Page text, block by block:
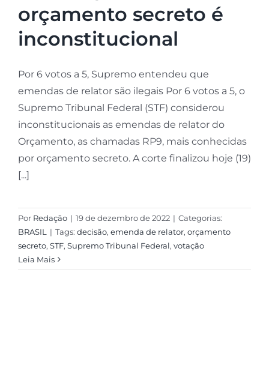
orçamento secreto é
inconstitucional
Por 6 votos a 5, Supremo entendeu que
emendas de relator são ilegais Por 6 votos a 5, o
Supremo Tribunal Federal (STF) considerou
inconstitucionais as emendas de relator do
Orçamento, as chamadas RP9, mais conhecidas
por orçamento secreto. A corte finalizou hoje (19)
[...]
Por Redação | 19 de dezembro de 2022 | Categorias:
BRASIL | Tags: decisão, emenda de relator, orçamento
secreto, STF, Supremo Tribunal Federal, votação
Leia Mais